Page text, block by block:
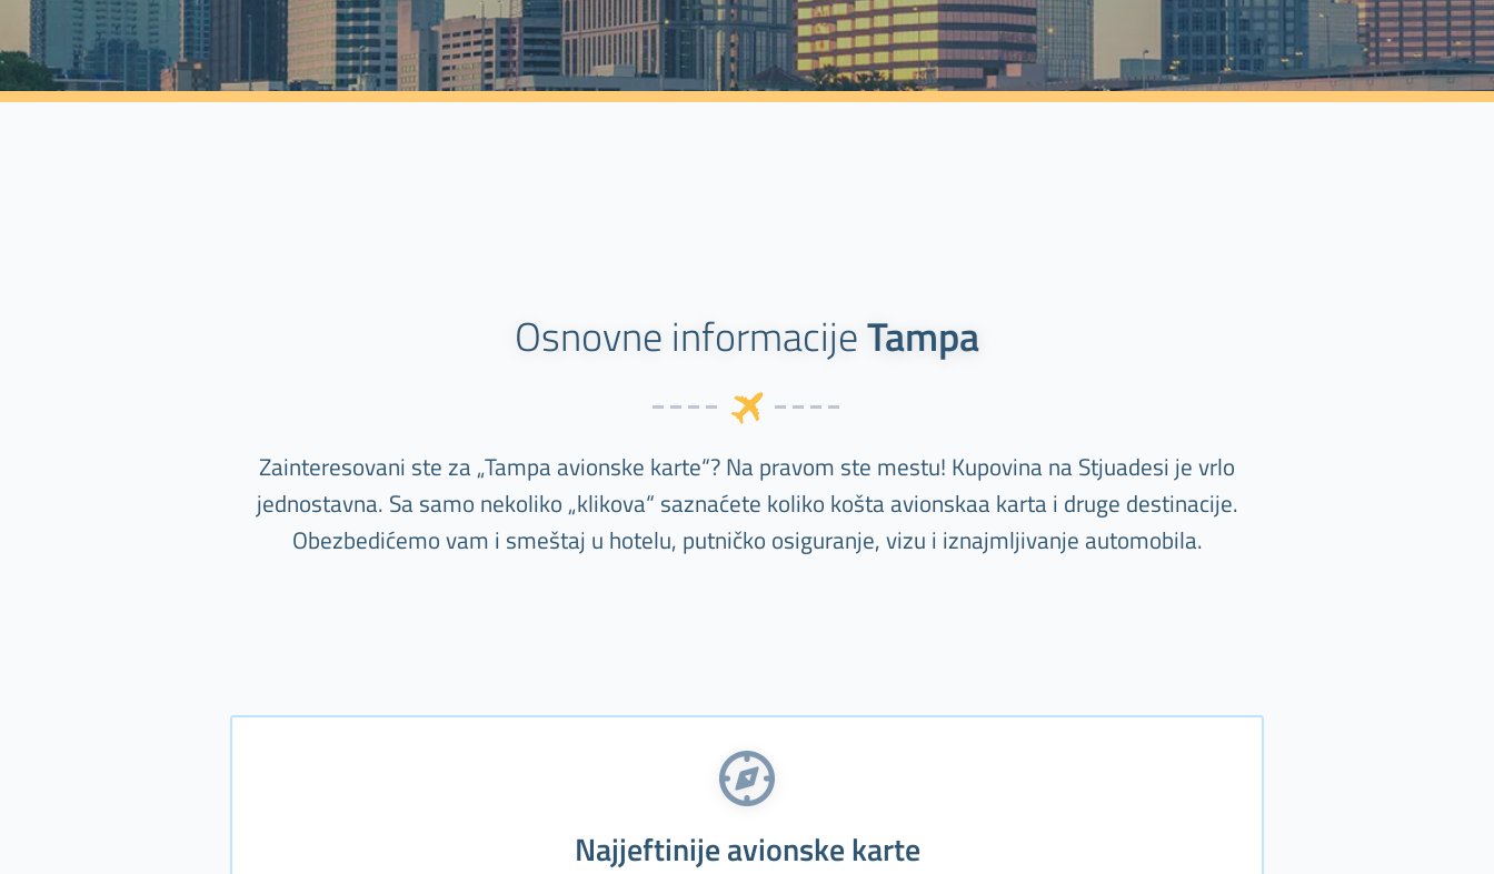
Osnovne informacijeTampa
Zainteresovani ste za „Tampa avionske karte“? Na pravom ste mestu! Kupovina na Stjuadesi je vrlo
jednostavna. Sa samo nekoliko „klikova“ saznaćete koliko košta avionskaa karta i druge destinacije.
Obezbedićemo vam i smeštaj u hotelu, putničko osiguranje, vizu i iznajmljivanje automobila.
Najjeftinije avionske karte